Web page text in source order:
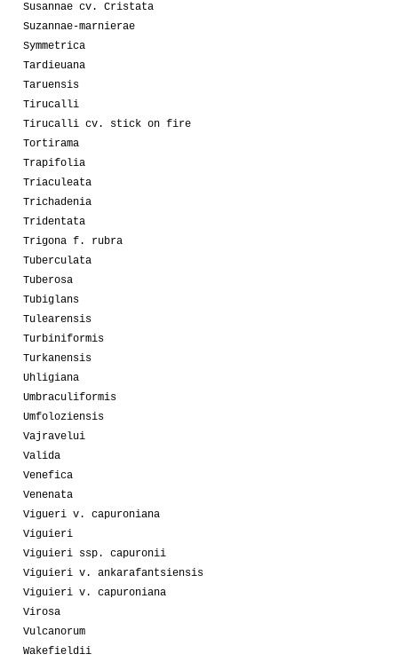
Susannae cv. Cristata
Suzannae-marnierae
Symmetrica
Tardieuana
Taruensis
Tirucalli
Tirucalli cv. stick on fire
Tortirama
Trapifolia
Triaculeata
Trichadenia
Tridentata
Trigona f. rubra
Tuberculata
Tuberosa
Tubiglans
Tulearensis
Turbiniformis
Turkanensis
Uhligiana
Umbraculiformis
Umfoloziensis
Vajravelui
Valida
Venefica
Venenata
Vigueri v. capuroniana
Viguieri
Viguieri ssp. capuronii
Viguieri v. ankarafantsiensis
Viguieri v. capuroniana
Virosa
Vulcanorum
Wakefieldii